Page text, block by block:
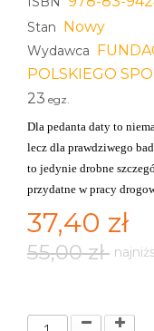
Stan Nowy
Wydawca
POLSKIEGO
23 egz.
Dla pedanta daty to
lecz dla prawdziwego
to jedynie drobne
przydatne w pracy
37,40 zł
55,00 zł